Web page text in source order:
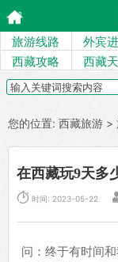
旅游线路 外宾
西藏攻略
西藏
您的位置: 西藏旅游 >
在西藏玩9天多
 时间: 2023-05-22
问：终于有时间